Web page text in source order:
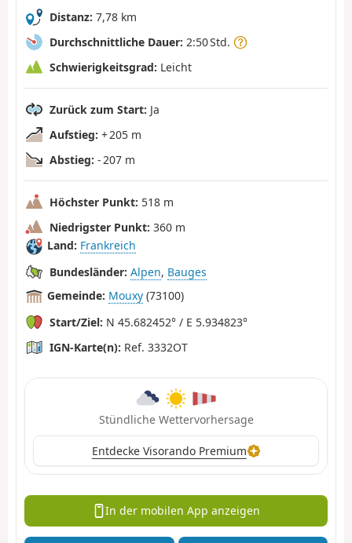
Distanz: 7,78 km
Durchschnittliche Dauer: 2:50 Std.
Schwierigkeitsgrad: Leicht
Zurück zum Start: Ja
Aufstieg: + 205 m
Abstieg: - 207 m
Höchster Punkt: 518 m
Niedrigster Punkt: 360 m
Land: Frankreich
Bundesländer: Alpen, Bauges
Gemeinde: Mouxy (73100)
Start/Ziel: N 45.682452° / E 5.934823°
IGN-Karte(n): Ref. 3332OT
Stündliche Wettervorhersage
Entdecke Visorando Premium
In der mobilen App anzeigen